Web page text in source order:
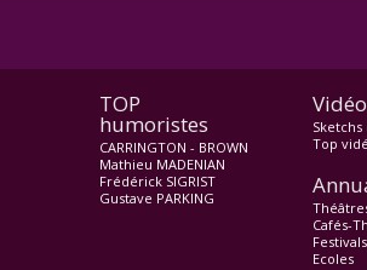
TOP
humoristes
CARRINGTON - BROWN
Mathieu MADENIAN
Frédérick SIGRIST
Gustave PARKING
Top
Cafés-
Festivals
Ecoles